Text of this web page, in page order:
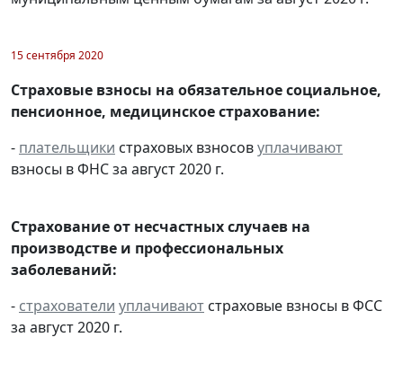
15 сентября 2020
Страховые взносы на обязательное социальное,
пенсионное, медицинское страхование:
- плательщики страховых взносовуплачивают
взносы в ФНС за август 2020 г.
Страхование от несчастных случаев на
производстве и профессиональных
заболеваний:
- страхователи уплачивают страховые взносы в ФСС
за август 2020 г.